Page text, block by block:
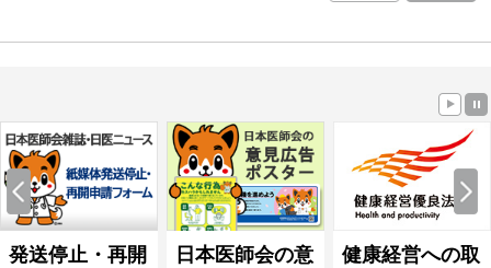
発送停止・再開
日本医師会の意
健康経営への取